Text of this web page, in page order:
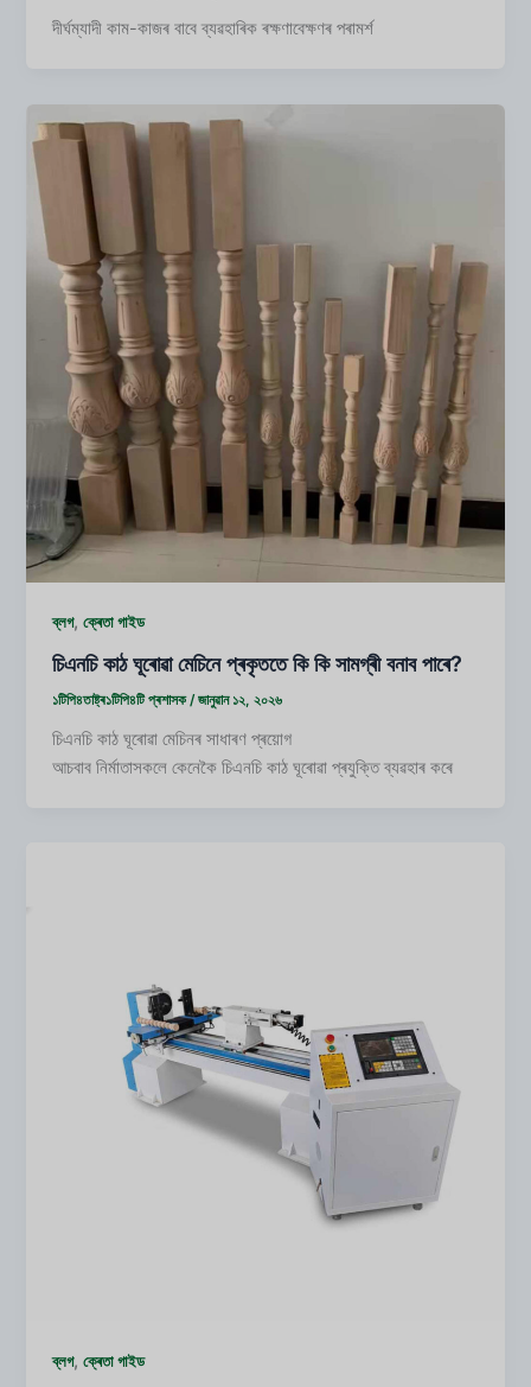
দীৰ্ঘম্যাদী কাম-কাজৰ বাবে ব্যৱহাৰিক ৰক্ষণাবেক্ষণৰ পৰামৰ্শ
ব্লগ,ক্ৰেতা গাইড
চিএনচি কাঠ ঘূৰোৱা মেচিনে প্ৰকৃততে কি কি সামগ্ৰী বনাব পাৰে?
১টিপি৪তাষ্ট্ৰ১টিপি৪টি প্ৰশাসক/জানুৱান ১২, ২০২৬
চিএনচি কাঠ ঘূৰোৱা মেচিনৰ সাধাৰণ প্ৰয়োগ
আচবাব নিৰ্মাতাসকলে কেনেকৈ চিএনচি কাঠ ঘূৰোৱা প্ৰযুক্তি ব্যৱহাৰ কৰে
ব্লগ,ক্ৰেতা গাইড